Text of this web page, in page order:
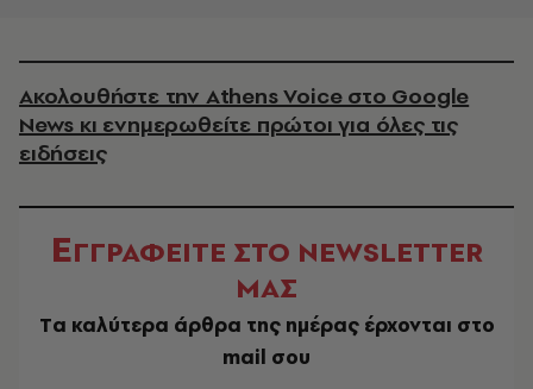
Ακολουθήστε την Athens Voice στο Google
News κι ενημερωθείτε πρώτοι για όλες τις
ειδήσεις
ΕΓΓΡΑΦΕΙΤΕ ΣΤΟ NEWSLETTER
ΜΑΣ
Tα καλύτερα άρθρα της ημέρας έρχονται στο
mail σου